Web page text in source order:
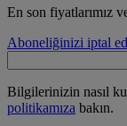
En son fiyatlarımız
Aboneliğinizi iptal
Bilgilerinizin nasıl
politikamıza bakın.